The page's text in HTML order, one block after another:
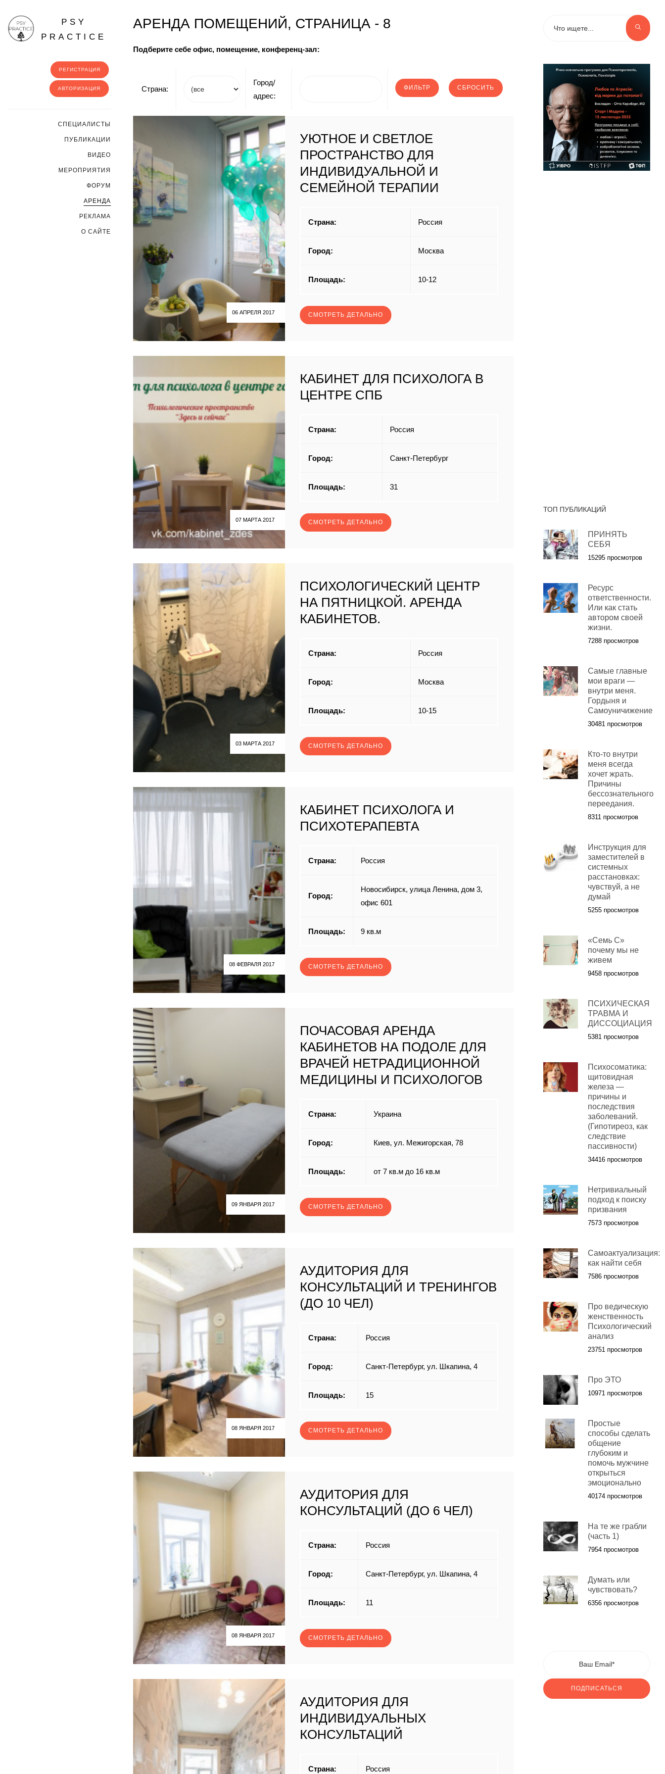
PSY
PRACTICE
РЕГИСТРАЦИЯ
АВТОРИЗАЦИЯ
CПЕЦИАЛИСТЫ
ПУБЛИКАЦИИ
ВИДЕО
МЕРОПРИЯТИЯ
ФОРУМ
АРЕНДА
РЕКЛАМА
О САЙТЕ
АРЕНДА ПОМЕЩЕНИЙ, СТРАНИЦА - 8
Подберите себе офис, помещение, конференц-зал:
Страна:
Город/
адрес:
06 АПРЕЛЯ 2017
УЮТНОЕ И СВЕТЛОЕ
ПРОСТРАНСТВО ДЛЯ
ИНДИВИДУАЛЬНОЙ И
СЕМЕЙНОЙ ТЕРАПИИ
Страна: Россия
Город: Москва
Площадь: 10-12
СМОТРЕТЬ ДЕТАЛЬНО
07 МАРТА 2017
КАБИНЕТ ДЛЯ ПСИХОЛОГА В
ЦЕНТРЕ СПБ
Страна: Россия
Город: Санкт-Петербург
Площадь: 31
СМОТРЕТЬ ДЕТАЛЬНО
03 МАРТА 2017
ПСИХОЛОГИЧЕСКИЙ ЦЕНТР
НА ПЯТНИЦКОЙ. АРЕНДА
КАБИНЕТОВ.
Страна: Россия
Город: Москва
Площадь: 10-15
СМОТРЕТЬ ДЕТАЛЬНО
08 ФЕВРАЛЯ 2017
КАБИНЕТ ПСИХОЛОГА И
ПСИХОТЕРАПЕВТА
Страна: Россия
Город:
Новосибирск, улица Ленина, дом 3,
офис 601
Площадь: 9 кв.м
СМОТРЕТЬ ДЕТАЛЬНО
09 ЯНВАРЯ 2017
ПОЧАСОВАЯ АРЕНДА
КАБИНЕТОВ НА ПОДОЛЕ ДЛЯ
ВРАЧЕЙ НЕТРАДИЦИОННОЙ
МЕДИЦИНЫ И ПСИХОЛОГОВ
Страна: Украина
Город: Киев, ул. Межигорская, 78
Площадь: от 7 кв.м до 16 кв.м
СМОТРЕТЬ ДЕТАЛЬНО
08 ЯНВАРЯ 2017
АУДИТОРИЯ ДЛЯ
КОНСУЛЬТАЦИЙ И ТРЕНИНГОВ
(ДО 10 ЧЕЛ)
Страна: Россия
Город: Санкт-Петербург, ул. Шкапина, 4
Площадь: 15
СМОТРЕТЬ ДЕТАЛЬНО
08 ЯНВАРЯ 2017
АУДИТОРИЯ ДЛЯ
КОНСУЛЬТАЦИЙ (ДО 6 ЧЕЛ)
Страна: Россия
Город: Санкт-Петербург, ул. Шкапина, 4
Площадь: 11
СМОТРЕТЬ ДЕТАЛЬНО
АУДИТОРИЯ ДЛЯ
ИНДИВИДУАЛЬНЫХ
КОНСУЛЬТАЦИЙ
Страна: Россия
ТОП ПУБЛИКАЦИЙ
ПРИНЯТЬ
СЕБЯ
15295 просмотров
Ресурс
ответственности.
Или как стать
автором своей
жизни.
7288 просмотров
Самые главные
мои враги —
внутри меня.
Гордыня и
Самоуничижение
30481 просмотров
Кто-то внутри
меня всегда
хочет жрать.
Причины
бессознательного
переедания.
8311 просмотров
Инструкция для
заместителей в
системных
расстановках:
чувствуй, а не
думай
5255 просмотров
«Семь С»
почему мы не
живем
9458 просмотров
ПСИХИЧЕСКАЯ
ТРАВМА И
ДИССОЦИАЦИЯ
5381 просмотров
Психосоматика:
щитовидная
железа —
причины и
последствия
заболеваний.
(Гипотиреоз, как
следствие
пассивности)
34416 просмотров
Нетривиальный
подход к поиску
призвания
7573 просмотров
Самоактуализация:
как найти себя
7586 просмотров
Про ведическую
женственность
Психологический
анализ
23751 просмотров
Про ЭТО
10971 просмотров
Простые
способы сделать
общение
глубоким и
помочь мужчине
открыться
эмоционально
40174 просмотров
На те же грабли
(часть 1)
7954 просмотров
Думать или
чувствовать?
6356 просмотров
ПОДПИСАТЬСЯ